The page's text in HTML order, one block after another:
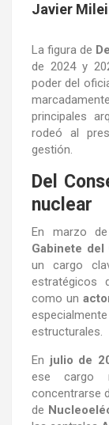
Javier Milei
La figura de
de 2024 y
poder del
principales
rodeó al
gestión.
Del
nuclear
En marzo
Gabinete
un cargo
estratégicos
como un
estructurales.
En julio de
ese cargo
concentrarse
de